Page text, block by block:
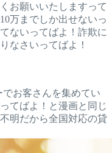
お願いいたしますって
万までしか出せないっ
ないってばよ！詐欺に
なさいってばよ！
お客さんを集めてい
てばよ！と漫画と同じ
明だから全国対応の貸